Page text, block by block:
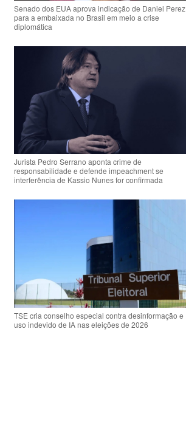
Senado dos EUA aprova indicação de Daniel Perez
para a embaixada no Brasil em meio a crise
diplomática
Jurista Pedro Serrano aponta crime de
responsabilidade e defende impeachment se
interferência de Kassio Nunes for confirmada
TSE cria conselho especial contra desinformação e
uso indevido de IA nas eleições de 2026